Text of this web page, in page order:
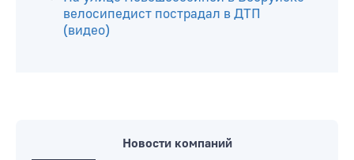
В Бобруйске игроманка обокрала
пожилую соседку